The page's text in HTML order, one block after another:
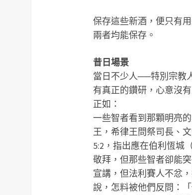
保存這些新酒，便只有
兩者均能保存。
昔日場景
當日不少人──特別宗教
有真正的鑽研，心意沒
正如：
一些智者看到那顆明亮
王，希律王問祭司長、
5:2，指出應在伯利恆城
敬拜，但那些智者卻能
宣講，但法利賽人不忿
說，怎料被他們反問：